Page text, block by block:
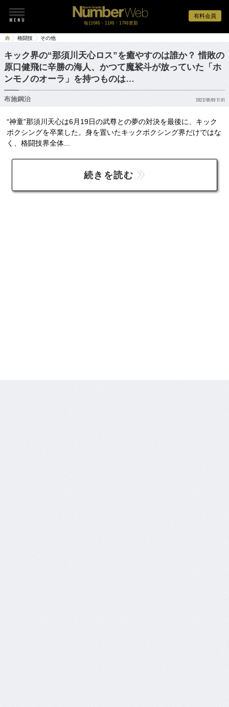
有料会員
毎日6時・11時・17時更新
格闘技 その他
キック界の“那須川天心ロス”を癒やすのは誰か？ 惜敗の
原口健飛に辛勝の海人、かつて魔裟斗が放っていた「ホ
ンモノのオーラ」を持つものは…
布施鋼治 2022/09/09 11:01
“神童”那須川天心は6月19日の武尊との夢の対決を最後に、キック
ボクシングを卒業した。身を置いたキックボクシング界だけではな
く、格闘技界全体...
続きを読む